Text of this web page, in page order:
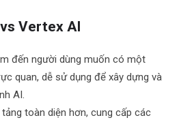
Vertex AI
đến người dùng muốn có một
quan, dễ sử dụng để xây dựng và
AI.
toàn diện hơn, cung cấp các